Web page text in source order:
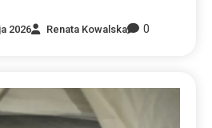
2026 Renata Kowalska 0